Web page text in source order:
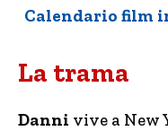
Calendario film
La trama
Danni vive a New